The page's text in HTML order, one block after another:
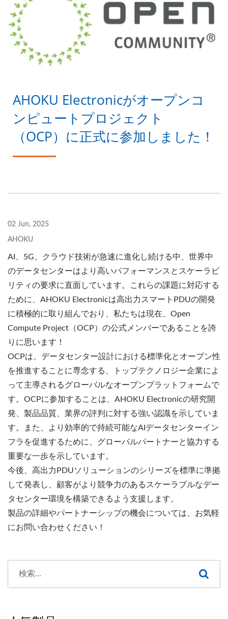
AHOKU Electronicがオープンコ
ンピュートプロジェクト
（OCP）に正式に参加しました！
02 Jun, 2025
AHOKU
AI、5G、クラウド技術が急速に進化し続ける中、世界中
のデータセンターはより高いパフォーマンスとスケーラビ
リティの要求に直面しています。これらの課題に対応する
ために、AHOKU Electronicは高出力スマートPDUの開発
に積極的に取り組んでおり、私たちは現在、Open
Compute Project（OCP）の公式メンバーであることを誇
りに思います！
OCPは、データセンター設計における標準化とオープン性
を推進することに専念する、トップテクノロジー企業によ
って主導されるグローバルなオープンプラットフォームで
す。OCPに参加することは、AHOKU Electronicの研究開
発、製品品質、業界の評判に対する強い認識を示していま
す。また、より効率的で持続可能なAIデータセンターイン
フラを促進するために、グローバルパートナーと協力する
重要な一歩を示しています。
今後、高出力PDUソリューションのシリーズを標準に準拠
して発表し、顧客がより競争力のあるスケーラブルなデー
タセンター環境を構築できるよう支援します。
製品の詳細やパートナーシップの機会については、お気軽
にお問い合わせください！